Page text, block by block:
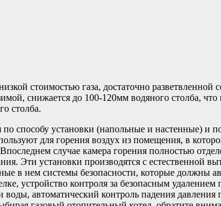
стоимостью газа, достаточно разветвленной
снижается до 100-120мм водяного столба,
столба.
способу установки (напольные и настенные) и
для горения воздух из помещения, в
случае камера горения полностью
Эти установки производятся с естественной
в нем системы безопасности, которые должны
устройство контроля за безопасным
автоматический контроль падения давления